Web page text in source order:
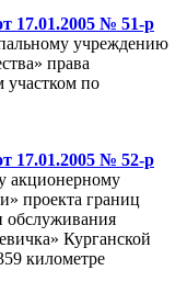
17.01.2005 № 51-р
учреждению
права
участком по
17.01.2005 № 52-р
акционерному
проекта границ
обслуживания
Курганской
километре